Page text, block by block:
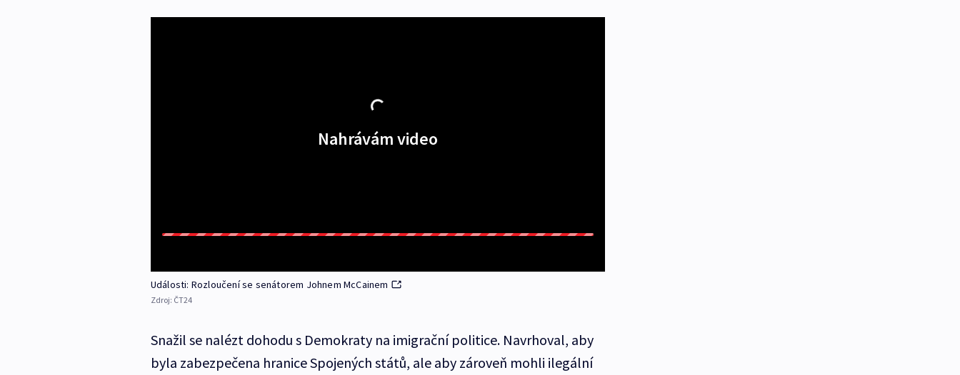
Nahrávám video
Události: Rozloučení se senátorem Johnem McCainem
Zdroj: ČT24
Snažil se nalézt dohodu s Demokraty na imigrační politice. Navrhoval, aby
byla zabezpečena hranice Spojených států, ale aby zároveň mohli ilegální